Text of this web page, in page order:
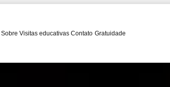
Sobre Visitas educativas Contato Gratuidade